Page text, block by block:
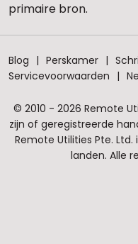
primaire bron.
Blog Perskamer
Servicevoorwaarden
© 2010 - 2026 Remote
zijn of geregistreerde
Remote Utilities Pte.
landen. Alle